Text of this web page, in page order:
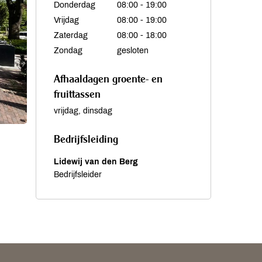
Donderdag
08:00 - 19:00
Vrijdag
08:00 - 19:00
Zaterdag
08:00 - 18:00
Zondag
gesloten
Afhaaldagen groente- en
fruittassen
vrijdag, dinsdag
Bedrijfsleiding
Lidewij van den Berg
Bedrijfsleider